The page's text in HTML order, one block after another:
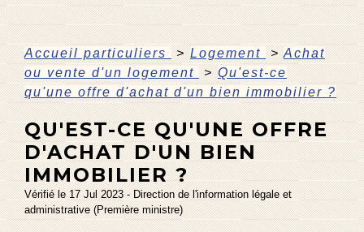
Accueil particuliers > Logement > Achat
ou vente d'un logement > Qu'est-ce
qu'une offre d'achat d'un bien immobilier ?
QU'EST-CE QU'UNE OFFRE
D'ACHAT D'UN BIEN
IMMOBILIER ?
Vérifié le 17 Jul 2023 - Direction de l'information légale et
administrative (Première ministre)